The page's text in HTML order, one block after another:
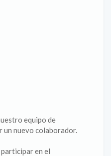
equipo de
un nuevo colaborador.
en el